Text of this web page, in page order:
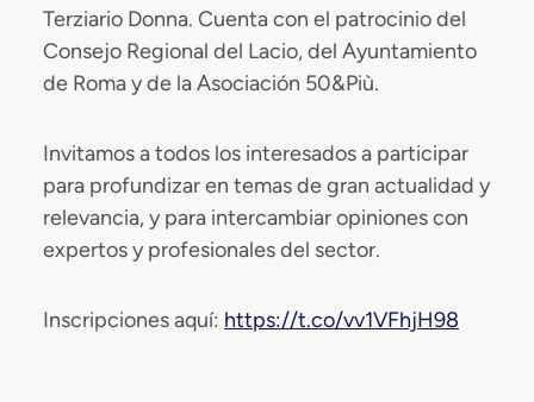
Terziario Donna. Cuenta con el patrocinio del
Consejo Regional del Lacio, del Ayuntamiento
de Roma y de la Asociación 50&Più.
Invitamos a todos los interesados a participar
para profundizar en temas de gran actualidad y
relevancia, y para intercambiar opiniones con
expertos y profesionales del sector.
Inscripciones aquí: https://t.co/vv1VFhjH98